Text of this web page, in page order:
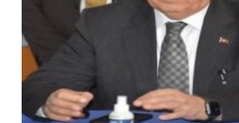
YORUM GÖNDER